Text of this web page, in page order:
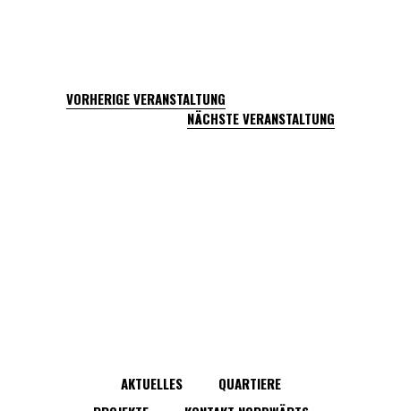
VORHERIGE VERANSTALTUNG
NÄCHSTE VERANSTALTUNG
AKTUELLES
QUARTIERE